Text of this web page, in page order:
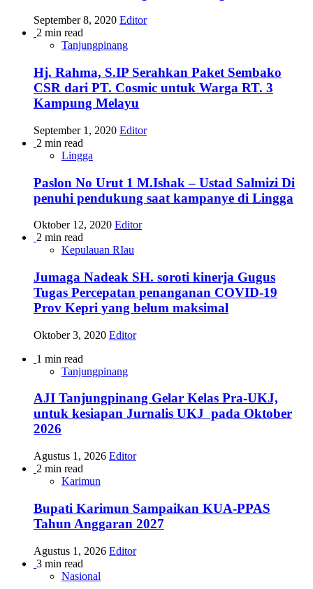
September 8, 2020 Editor
2 min read
Tanjungpinang
Hj. Rahma, S.IP Serahkan Paket Sembako
CSR dari PT. Cosmic untuk Warga RT. 3
Kampung Melayu
September 1, 2020 Editor
2 min read
Lingga
Paslon No Urut 1 M.Ishak – Ustad Salmizi Di
penuhi pendukung saat kampanye di Lingga
Oktober 12, 2020 Editor
2 min read
Kepulauan RIau
Jumaga Nadeak SH. soroti kinerja Gugus
Tugas Percepatan penanganan COVID-19
Prov Kepri yang belum maksimal
Oktober 3, 2020 Editor
1 min read
Tanjungpinang
AJI Tanjungpinang Gelar Kelas Pra-UKJ,
untuk kesiapan Jurnalis UKJ pada Oktober
2026
Agustus 1, 2026 Editor
2 min read
Karimun
Bupati Karimun Sampaikan KUA-PPAS
Tahun Anggaran 2027
Agustus 1, 2026 Editor
3 min read
Nasional